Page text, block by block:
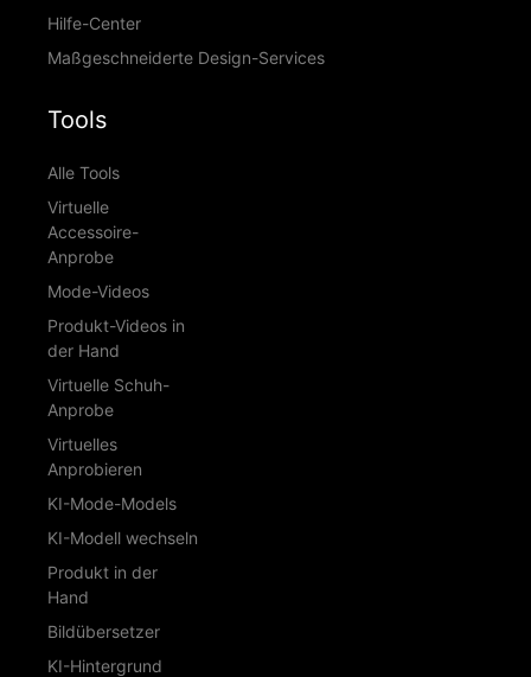
Hilfe-Center
Maßgeschneiderte Design-Services
Tools
Alle Tools
Virtuelle
Accessoire-
Anprobe
Mode-Videos
Produkt-Videos in
der Hand
Virtuelle Schuh-
Anprobe
Virtuelles
Anprobieren
KI-Mode-Models
KI-Modell wechseln
Produkt in der
Hand
Bildübersetzer
KI-Hintergrund